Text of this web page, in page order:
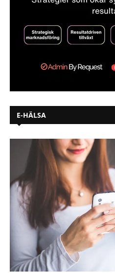
E-HÄLSA